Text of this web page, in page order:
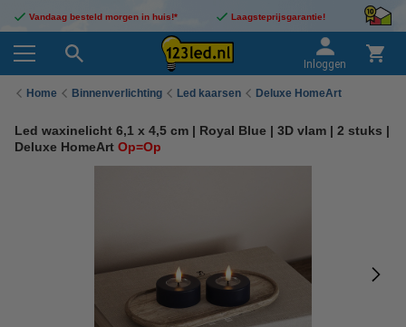
Vandaag besteld morgen in huis!* Laagsteprijsgarantie!
Inloggen
Home Binnenverlichting Led kaarsen Deluxe HomeArt
Led waxinelicht 6,1 x 4,5 cm | Royal Blue | 3D vlam | 2 stuks |
Deluxe HomeArt Op=Op